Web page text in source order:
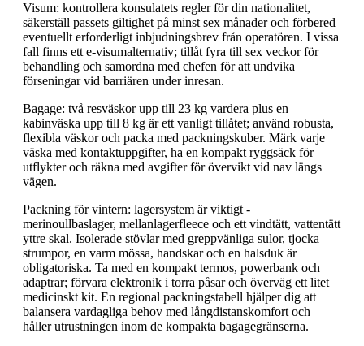
Visum: kontrollera konsulatets regler för din nationalitet,
säkerställ passets giltighet på minst sex månader och förbered
eventuellt erforderligt inbjudningsbrev från operatören. I vissa
fall finns ett e-visumalternativ; tillåt fyra till sex veckor för
behandling och samordna med chefen för att undvika
förseningar vid barriären under inresan.
Bagage: två resväskor upp till 23 kg vardera plus en
kabinväska upp till 8 kg är ett vanligt tillåtet; använd robusta,
flexibla väskor och packa med packningskuber. Märk varje
väska med kontaktuppgifter, ha en kompakt ryggsäck för
utflykter och räkna med avgifter för övervikt vid nav längs
vägen.
Packning för vintern: lagersystem är viktigt -
merinoullbaslager, mellanlagerfleece och ett vindtätt, vattentätt
yttre skal. Isolerade stövlar med greppvänliga sulor, tjocka
strumpor, en varm mössa, handskar och en halsduk är
obligatoriska. Ta med en kompakt termos, powerbank och
adaptrar; förvara elektronik i torra påsar och överväg ett litet
medicinskt kit. En regional packningstabell hjälper dig att
balansera vardagliga behov med långdistanskomfort och
håller utrustningen inom de kompakta bagagegränserna.